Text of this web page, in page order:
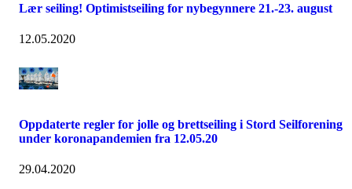
Lær seiling! Optimistseiling for nybegynnere 21.-23. august
12.05.2020
Oppdaterte regler for jolle og brettseiling i Stord Seilforening
under koronapandemien fra 12.05.20
29.04.2020